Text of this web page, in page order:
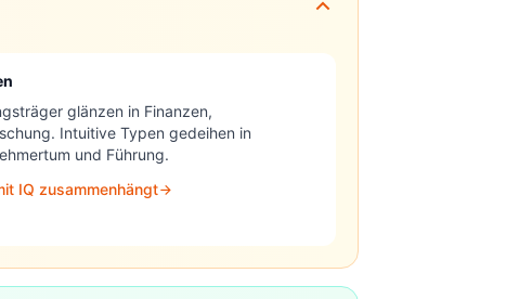
glänzen in Finanzen,
Intuitive Typen gedeihen in
und Führung.
IQ zusammenhängt